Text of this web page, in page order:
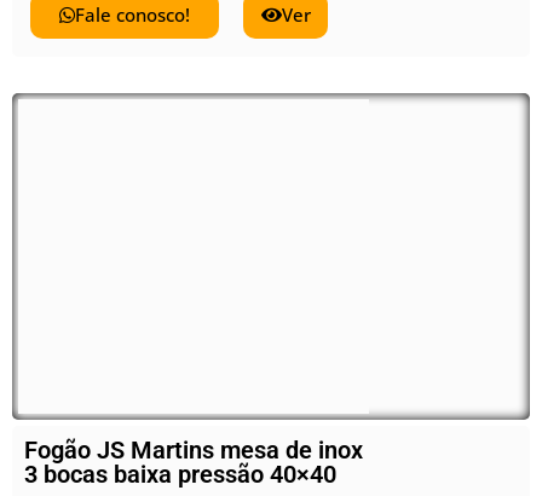
Fale conosco! Ver
Fogão JS Martins mesa de inox
3 bocas baixa pressão 40×40